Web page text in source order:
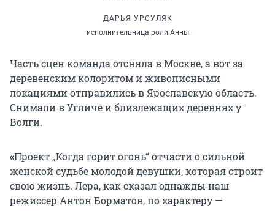
ДАРЬЯ УРСУЛЯК
исполнительница роли Анны
Часть сцен команда отсняла в Москве, а вот за
деревенским колоритом и живописными
локациями отправились в Ярославскую область.
Снимали в Угличе и близлежащих деревнях у
Волги.
«Проект „Когда горит огонь“ отчасти о сильной
женской судьбе молодой девушки, которая строит
свою жизнь. Лера, как сказал однажды наш
режиссер Антон Борматов, по характеру —